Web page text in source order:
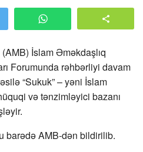
İslam Əməkdaşlıq
Forumunda rəhbərliyi davam
“Sukuk” – yəni İslam
və tənzimləyici bazanı
barədə AMB-dən bildirilib.